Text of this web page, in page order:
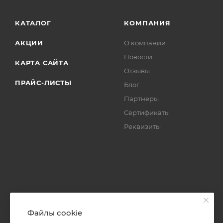
КАТАЛОГ
АКЦИИ
КАРТА САЙТА
ПРАЙС-ЛИСТЫ
КОМПАНИЯ
О компании
Новости
Отзывы
Блог
Партнеры
Сертификаты
Реквизиты
Файлы cookie